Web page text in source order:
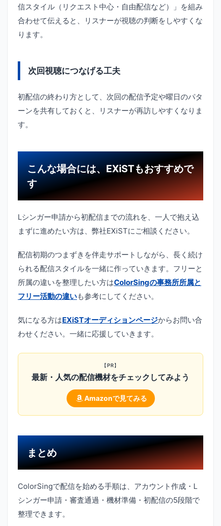
信スタイル（リクエスト中心・自由配信など）」を組み
合わせて伝えると、リスナーが視聴の判断をしやすくな
ります。
次回視聴につなげる工夫
初配信の終わり方として、次回の配信予定や曜日のパタ
ーンを共有しておくと、リスナーが再訪しやすくなりま
す。
こんな場合には、EXiSTもおすすめで
す
Lシンガー申請から初配信までの流れを、一人で抱え込
まずに進めたい方は、弊社EXiSTにご相談ください。
配信初期のつまずきを伴走サポートしながら、長く続け
られる配信スタイルを一緒に作っていきます。フリーと
所属の違いを整理したい方はColorSingの事務所所属と
フリー活動の違いも参考にしてください。
気になる方はEXiSTオーディションページからお問い合
わせください。一緒に応援していきます。
【PR】
最新・人気の配信機材をチェックしてみよう
Amazonで見てみる
まとめ
ColorSingで配信を始める手順は、アカウント作成・L
シンガー申請・審査通過・機材準備・初配信の5段階で
整理できます。